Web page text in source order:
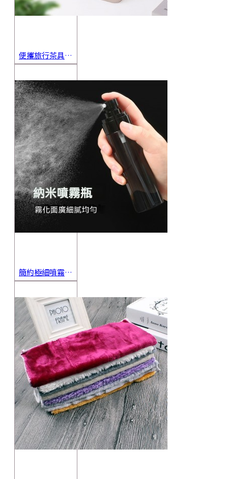
便攜旅行茶具組 茶杯 茶壺 陶瓷杯 泡茶組 茶具套裝 伴手禮 禮盒 禮品
簡約極細噴霧瓶 旅行分裝瓶 保養品分裝 酒精噴霧瓶 小噴壺 香水瓶 隨身瓶